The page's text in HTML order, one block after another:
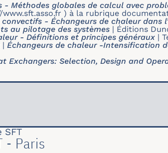
- Méthodes globales de calcul avec
) à la rubrique
- Échangeurs de chaleur dans
au pilotage des systèmes | Éditions
- Définitions et principes généraux |
| Échangeurs de chaleur -Intensification
Exchangers: Selection, Design and
SFT
- Paris